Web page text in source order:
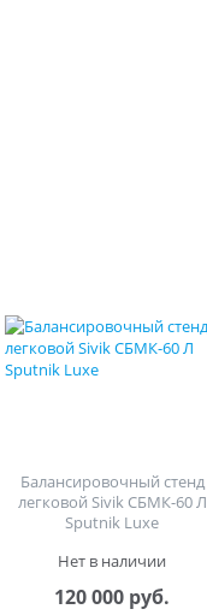
Балансировочный стенд
легковой Sivik СБМК-60 Л
Sputnik Luxe
Нет в наличии
120 000 руб.